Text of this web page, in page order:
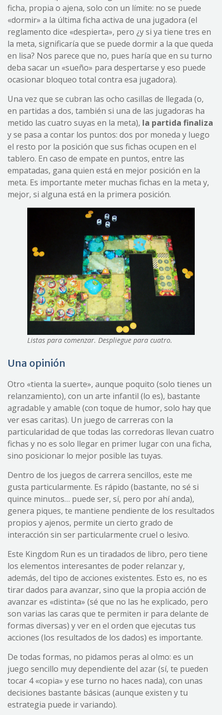
ficha, propia o ajena, solo con un límite: no se puede
«dormir» a la última ficha activa de una jugadora (el
reglamento dice «despierta», pero ¿y si ya tiene tres en
la meta, significaría que se puede dormir a la que queda
en lisa? Nos parece que no, pues haría que en su turno
deba sacar un «sueño» para despertarse y eso puede
ocasionar bloqueo total contra esa jugadora).
Una vez que se cubran las ocho casillas de llegada (o,
en partidas a dos, también si una de las jugadoras ha
metido las cuatro suyas en la meta), la partida finaliza
y se pasa a contar los puntos: dos por moneda y luego
el resto por la posición que sus fichas ocupen en el
tablero. En caso de empate en puntos, entre las
empatadas, gana quien está en mejor posición en la
meta. Es importante meter muchas fichas en la meta y,
mejor, si alguna está en la primera posición.
Listas para comenzar. Despliegue para cuatro.
Una opinión
Otro «tienta la suerte», aunque poquito (solo tienes un
relanzamiento), con un arte infantil (lo es), bastante
agradable y amable (con toque de humor, solo hay que
ver esas caritas). Un juego de carreras con la
particularidad de que todas las corredoras llevan cuatro
fichas y no es solo llegar en primer lugar con una ficha,
sino posicionar lo mejor posible las tuyas.
Dentro de los juegos de carrera sencillos, este me
gusta particularmente. Es rápido (bastante, no sé si
quince minutos… puede ser, sí, pero por ahí anda),
genera piques, te mantiene pendiente de los resultados
propios y ajenos, permite un cierto grado de
interacción sin ser particularmente cruel o lesivo.
Este Kingdom Run es un tiradados de libro, pero tiene
los elementos interesantes de poder relanzar y,
además, del tipo de acciones existentes. Esto es, no es
tirar dados para avanzar, sino que la propia acción de
avanzar es «distinta» (sé que no las he explicado, pero
son varias las caras que te permiten ir para delante de
formas diversas) y ver en el orden que ejecutas tus
acciones (los resultados de los dados) es importante.
De todas formas, no pidamos peras al olmo: es un
juego sencillo muy dependiente del azar (sí, te pueden
tocar 4 «copia» y ese turno no haces nada), con unas
decisiones bastante básicas (aunque existen y tu
estrategia puede ir variando).